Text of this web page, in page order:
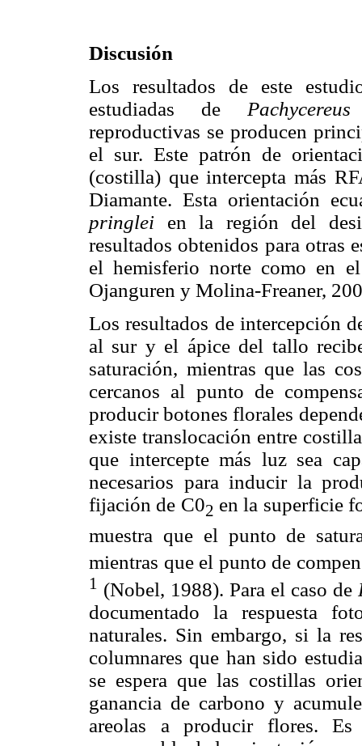
Discusión
Los resultados de este
estudiadas de
reproductivas se producen
el sur. Este patrón de
(costilla) que intercepta más
Diamante. Esta orientación
pringlei en la región del
resultados obtenidos para otras
el hemisferio norte como en
Ojanguren y Molina-Freaner,
Los resultados de intercepción
al sur y el ápice del tallo
saturación, mientras que las
cercanos al punto de
producir botones florales
existe translocación entre
que intercepte más luz sea
necesarios para inducir la
fijación de C02 en la superficie
muestra que el punto de
mientras que el punto de
1 (Nobel, 1988). Para el caso de
documentado la respuesta
naturales. Sin embargo, si la
columnares que han sido
se espera que las costillas
ganancia de carbono y
areolas a producir flores.